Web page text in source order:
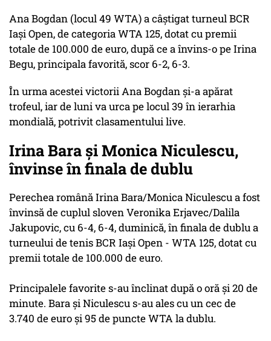
Ana Bogdan (locul 49 WTA) a câștigat turneul BCR
Iași Open, de categoria WTA 125, dotat cu premii
totale de 100.000 de euro, după ce a învins-o pe Irina
Begu, principala favorită, scor 6-2, 6-3.
În urma acestei victorii Ana Bogdan și-a apărat
trofeul, iar de luni va urca pe locul 39 în ierarhia
mondială, potrivit clasamentului live.
Irina Bara și Monica Niculescu,
învinse în finala de dublu
Perechea română Irina Bara/Monica Niculescu a fost
învinsă de cuplul sloven Veronika Erjavec/Dalila
Jakupovic, cu 6-4, 6-4, duminică, în finala de dublu a
turneului de tenis BCR Iaşi Open - WTA 125, dotat cu
premii totale de 100.000 de euro.
Principalele favorite s-au înclinat după o oră și 20 de
minute. Bara și Niculescu s-au ales cu un cec de
3.740 de euro și 95 de puncte WTA la dublu.